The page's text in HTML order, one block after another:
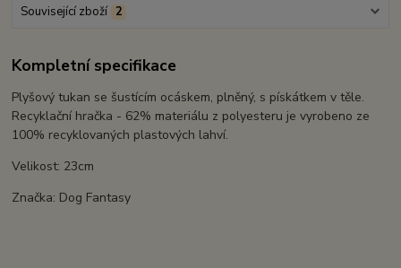
Související zboží 2
Kompletní specifikace
Plyšový tukan se šustícím ocáskem, plněný, s pískátkem v těle.
Recyklační hračka - 62% materiálu z polyesteru je vyrobeno ze
100% recyklovaných plastových lahví.
Velikost: 23cm
Značka: Dog Fantasy